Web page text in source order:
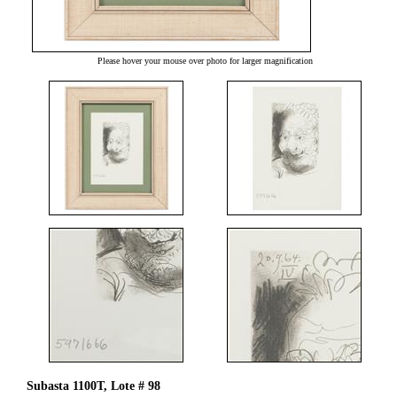
Please hover your mouse over photo for larger magnification
Subasta 1100T, Lote # 98